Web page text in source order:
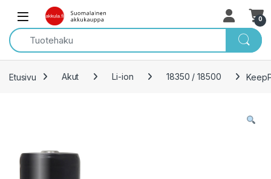
Skip to navigation
Skip to content
Open 0
Etusivu Akut Li-ion 18350 / 18500